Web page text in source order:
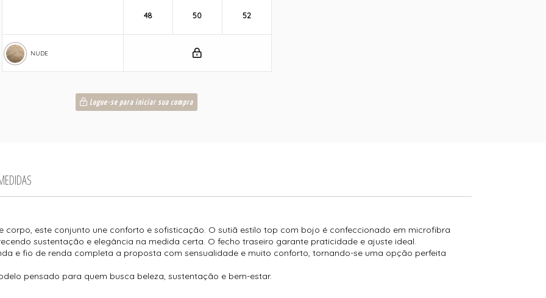
NUDE
48 50 52
Logue-se para iniciar sua compra
corpo, este conjunto une conforto e sofisticação. O sutiã estilo top com bojo é confeccionado em microfibra
sustentação e elegância na medida certa. O fecho traseiro garante praticidade e ajuste ideal.
e fio de renda completa a proposta com sensualidade e muito conforto, tornando-se uma opção perfeita
pensado para quem busca beleza, sustentação e bem-estar.